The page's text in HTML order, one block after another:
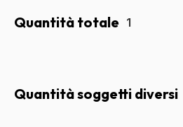
Quantità totale
Quantità soggetti diversi